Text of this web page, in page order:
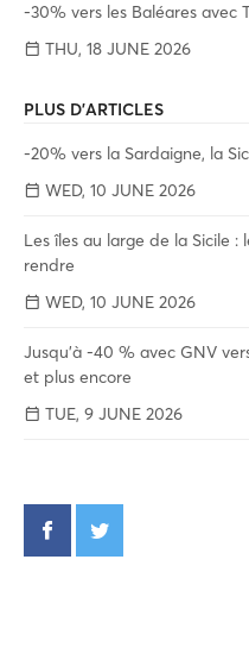
-30% vers les Baléares avec
THU, 18 JUNE 2026
PLUS D'ARTICLES
-20% vers la Sardaigne, la
WED, 10 JUNE 2026
Les îles au large de la Sicile
rendre
WED, 10 JUNE 2026
Jusqu'à -40 % avec GNV
et plus encore
TUE, 9 JUNE 2026